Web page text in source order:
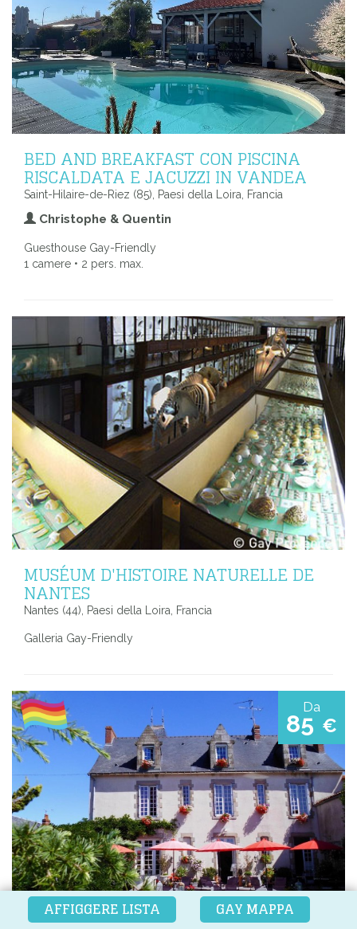
BED AND BREAKFAST CON PISCINA
RISCALDATA E JACUZZI IN VANDEA
Saint-Hilaire-de-Riez (85), Paesi della Loira, Francia
Christophe & Quentin
Guesthouse Gay-Friendly
1 camere • 2 pers. max.
MUSÉUM D'HISTOIRE NATURELLE DE
NANTES
Nantes (44), Paesi della Loira, Francia
Galleria Gay-Friendly
Da
85 €
AFFIGGERE LISTA GAY MAPPA